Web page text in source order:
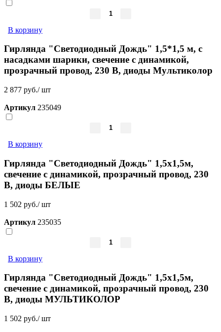
В корзину
Гирлянда "Светодиодный Дождь" 1,5*1,5 м, с
насадками шарики, свечение с динамикой,
прозрачный провод, 230 В, диоды Мультиколор
2 877 руб./ шт
Артикул 235049
В корзину
Гирлянда "Светодиодный Дождь" 1,5х1,5м,
свечение с динамикой, прозрачный провод, 230
В, диоды БЕЛЫЕ
1 502 руб./ шт
Артикул 235035
В корзину
Гирлянда "Светодиодный Дождь" 1,5х1,5м,
свечение с динамикой, прозрачный провод, 230
В, диоды МУЛЬТИКОЛОР
1 502 руб./ шт